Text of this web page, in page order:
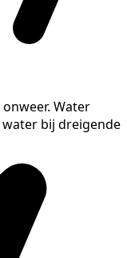
Water
bij dreigende